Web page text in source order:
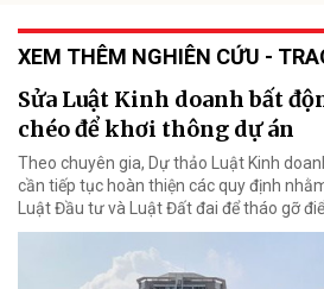
XEM THÊM NGHIÊN CỨU -
Sửa Luật Kinh doanh bất
chéo để khơi thông dự án
Theo chuyên gia, Dự thảo Luật Kinh
cần tiếp tục hoàn thiện các quy định
Luật Đầu tư và Luật Đất đai để tháo gỡ